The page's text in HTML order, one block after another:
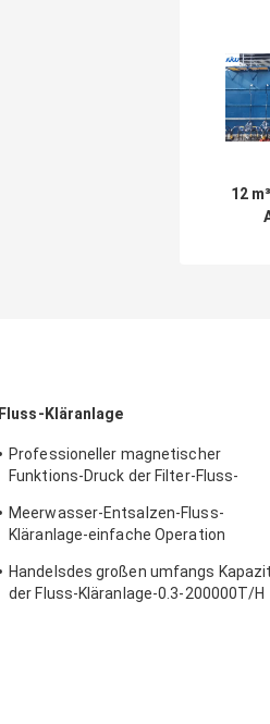
12
Fluss-Kläranlage
Professioneller magnetischer
Funktions-Druck der Filter-Fluss-
Meerwasser-Entsalzen-Fluss-
Kläranlage-einfache Operation
Handelsdes großen umfangs
der Fluss-Kläranlage-0.3-200000T/H